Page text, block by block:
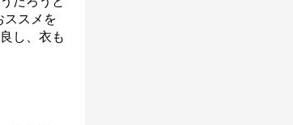
ススメを
し、衣も